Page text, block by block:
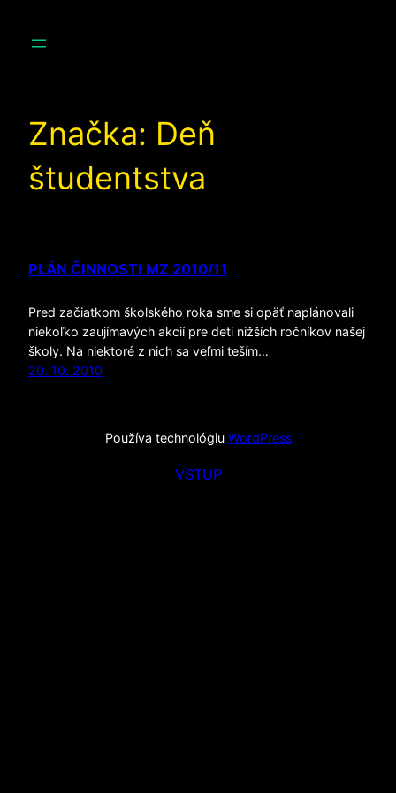
Značka: Deň
študentstva
PLÁN ČINNOSTI MZ 2010/11
Pred začiatkom školského roka sme si opäť naplánovali
niekoľko zaujímavých akcií pre deti nižších ročníkov našej
školy. Na niektoré z nich sa veľmi teším…
20. 10. 2010
Používa technológiu WordPress
VSTUP